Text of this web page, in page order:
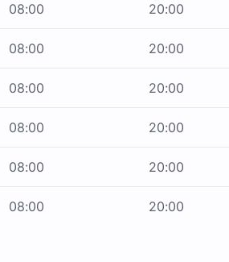
08:00 20:00
08:00 20:00
08:00 20:00
08:00 20:00
08:00 20:00
08:00 20:00